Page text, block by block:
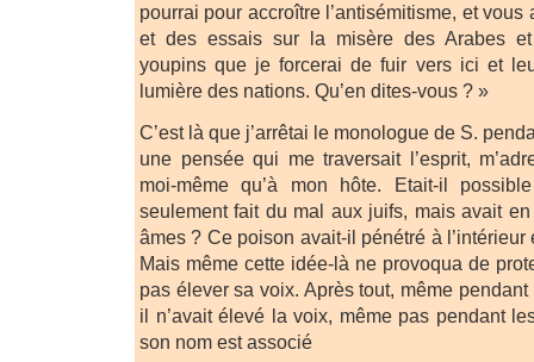
pourrai pour accroître l’antisémitisme, et
et des essais sur la misère des Arabes
youpins que je forcerai de fuir vers ici et
lumière des nations. Qu’en dites-vous ? »
C’est là que j’arrêtai le monologue de S.
une pensée qui me traversait l’esprit,
moi-même qu’à mon hôte. Etait-il
seulement fait du mal aux juifs, mais avait
âmes ? Ce poison avait-il pénétré à
Mais même cette idée-là ne provoqua de
pas élever sa voix. Après tout, même
il n’avait élevé la voix, même pas pendant
son nom est associé